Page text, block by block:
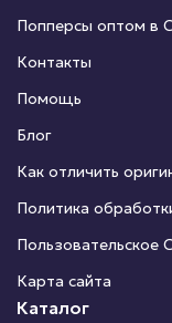
Попперсы оптом в
Контакты
Помощь
Блог
Как отличить
Политика
Пользовательское
Карта сайта
Каталог